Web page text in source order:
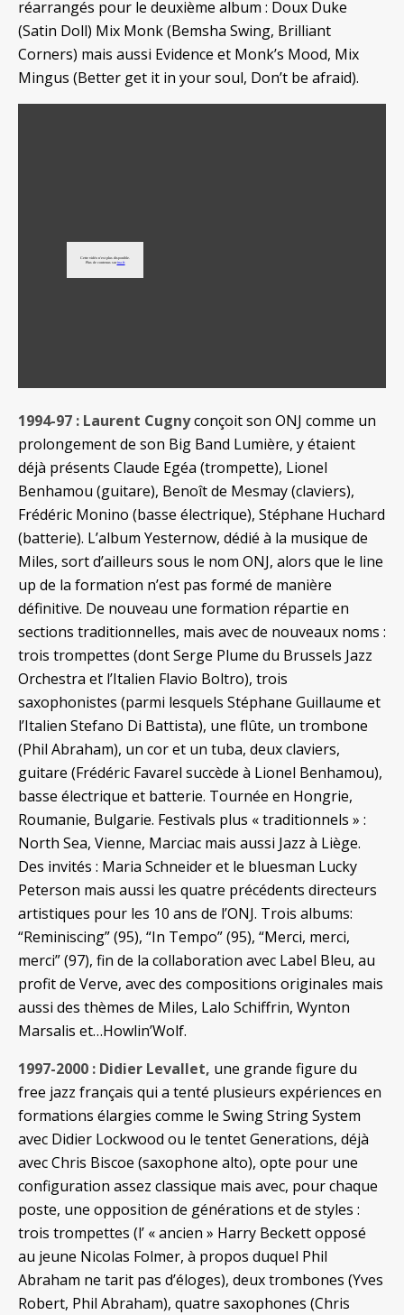
réarrangés pour le deuxième album : Doux Duke
(Satin Doll) Mix Monk (Bemsha Swing, Brilliant
Corners) mais aussi Evidence et Monk’s Mood, Mix
Mingus (Better get it in your soul, Don’t be afraid).
1994-97 : Laurent Cugnyconçoit son ONJ comme un
prolongement de son Big Band Lumière, y étaient
déjà présents Claude Egéa (trompette), Lionel
Benhamou (guitare), Benoît de Mesmay (claviers),
Frédéric Monino (basse électrique), Stéphane Huchard
(batterie). L’album Yesternow, dédié à la musique de
Miles, sort d’ailleurs sous le nom ONJ, alors que le line
up de la formation n’est pas formé de manière
définitive. De nouveau une formation répartie en
sections traditionnelles, mais avec de nouveaux noms :
trois trompettes (dont Serge Plume du Brussels Jazz
Orchestra et l’Italien Flavio Boltro), trois
saxophonistes (parmi lesquels Stéphane Guillaume et
l’Italien Stefano Di Battista), une flûte, un trombone
(Phil Abraham), un cor et un tuba, deux claviers,
guitare (Frédéric Favarel succède à Lionel Benhamou),
basse électrique et batterie. Tournée en Hongrie,
Roumanie, Bulgarie. Festivals plus « traditionnels » :
North Sea, Vienne, Marciac mais aussi Jazz à Liège.
Des invités : Maria Schneider et le bluesman Lucky
Peterson mais aussi les quatre précédents directeurs
artistiques pour les 10 ans de l’ONJ. Trois albums:
“Reminiscing” (95), “In Tempo” (95), “Merci, merci,
merci” (97), fin de la collaboration avec Label Bleu, au
profit de Verve, avec des compositions originales mais
aussi des thèmes de Miles, Lalo Schiffrin, Wynton
Marsalis et…Howlin’Wolf.
1997-2000 : Didier Levallet, une grande figure du
free jazz français qui a tenté plusieurs expériences en
formations élargies comme le Swing String System
avec Didier Lockwood ou le tentet Generations, déjà
avec Chris Biscoe (saxophone alto), opte pour une
configuration assez classique mais avec, pour chaque
poste, une opposition de générations et de styles :
trois trompettes (l’ « ancien » Harry Beckett opposé
au jeune Nicolas Folmer, à propos duquel Phil
Abraham ne tarit pas d’éloges), deux trombones (Yves
Robert, Phil Abraham), quatre saxophones (Chris